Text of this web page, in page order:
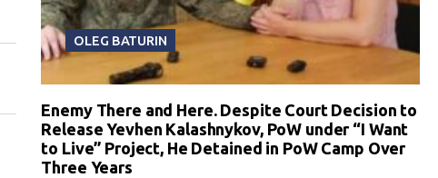
OLEG BATURIN
Enemy There and Here. Despite Court Decision to
Release Yevhen Kalashnykov, PoW under “I Want
to Live” Project, He Detained in PoW Camp Over
Three Years